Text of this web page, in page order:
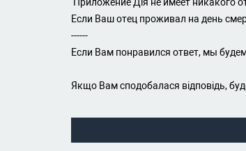
Если Ваш отец проживал на день
------
Если Вам понравился ответ, мы
Якщо Вам сподобалася відповідь,